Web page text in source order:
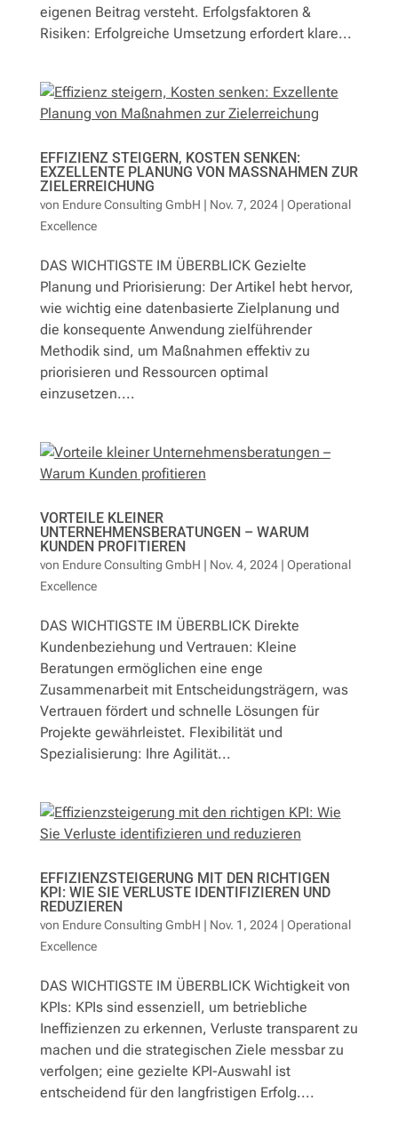
eigenen Beitrag versteht. Erfolgsfaktoren &
Risiken: Erfolgreiche Umsetzung erfordert klare...
EFFIZIENZ STEIGERN, KOSTEN SENKEN:
EXZELLENTE PLANUNG VON MASSNAHMEN ZUR Z
IELERREICHUNG
von Endure Consulting GmbH | Nov. 7, 2024| Operational
Excellence
DAS WICHTIGSTE IM ÜBERBLICK Gezielte
Planung und Priorisierung: Der Artikel hebt hervor,
wie wichtig eine datenbasierte Zielplanung und
die konsequente Anwendung zielführender
Methodik sind, um Maßnahmen effektiv zu
priorisieren und Ressourcen optimal
einzusetzen....
VORTEILE KLEINER
UNTERNEHMENSBERATUNGEN – WARUM
KUNDEN PROFITIEREN
von Endure Consulting GmbH | Nov. 4, 2024| Operational
Excellence
DAS WICHTIGSTE IM ÜBERBLICK Direkte
Kundenbeziehung und Vertrauen: Kleine
Beratungen ermöglichen eine enge
Zusammenarbeit mit Entscheidungsträgern, was
Vertrauen fördert und schnelle Lösungen für
Projekte gewährleistet. Flexibilität und
Spezialisierung: Ihre Agilität...
EFFIZIENZSTEIGERUNG MIT DEN RICHTIGEN
KPI: WIE SIE VERLUSTE IDENTIFIZIEREN UND
REDUZIEREN
von Endure Consulting GmbH | Nov. 1, 2024| Operational
Excellence
DAS WICHTIGSTE IM ÜBERBLICK Wichtigkeit von
KPIs: KPIs sind essenziell, um betriebliche
Ineffizienzen zu erkennen, Verluste transparent zu
machen und die strategischen Ziele messbar zu
verfolgen; eine gezielte KPI-Auswahl ist
entscheidend für den langfristigen Erfolg....